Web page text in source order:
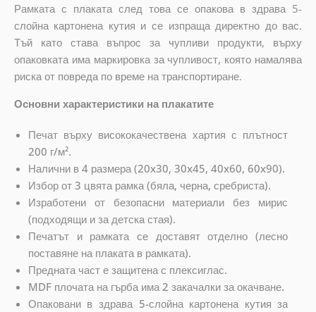
Рамката с плаката след това се опакова в здрава 5-
слойна картонена кутия и се изпраща директно до вас.
Тъй като става въпрос за чупливи продукти, върху
опаковката има маркировка за чупливост, която намалява
риска от повреда по време на транспортиране.
Основни характеристики на плакатите
Печат върху висококачествена хартия с плътност
200 г/м².
Налични в 4 размера (20x30, 30x45, 40x60, 60x90).
Избор от 3 цвята рамка (бяла, черна, сребриста).
Изработени от безопасни материали без мирис
(подходящи и за детска стая).
Печатът и рамката се доставят отделно (лесно
поставяне на плаката в рамката).
Предната част е защитена с плексиглас.
MDF плочата на гърба има 2 закачалки за окачване.
Опаковани в здрава 5-слойна картонена кутия за